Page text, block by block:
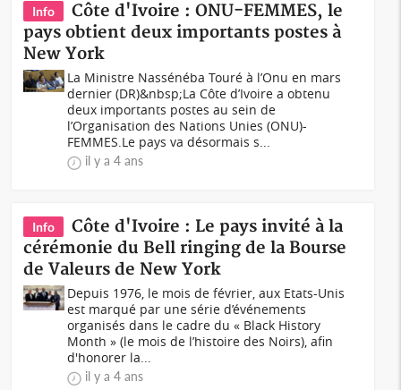
Info
Côte d'Ivoire : ONU-FEMMES, le
pays obtient deux importants postes à
New York
La Ministre Nassénéba Touré à l’Onu en mars
dernier (DR)&nbsp;La Côte d’Ivoire a obtenu
deux importants postes au sein de
l’Organisation des Nations Unies (ONU)-
FEMMES.Le pays va désormais s...
il y a 4 ans
Info
Côte d'Ivoire : Le pays invité à la
cérémonie du Bell ringing de la Bourse
de Valeurs de New York
Depuis 1976, le mois de février, aux Etats-Unis
est marqué par une série d’événements
organisés dans le cadre du « Black History
Month » (le mois de l’histoire des Noirs), afin
d'honorer la...
il y a 4 ans